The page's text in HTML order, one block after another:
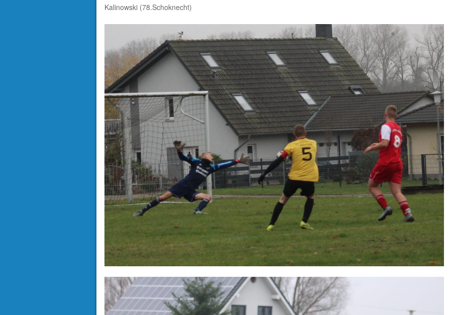
Kalinowski (78.Schoknecht)